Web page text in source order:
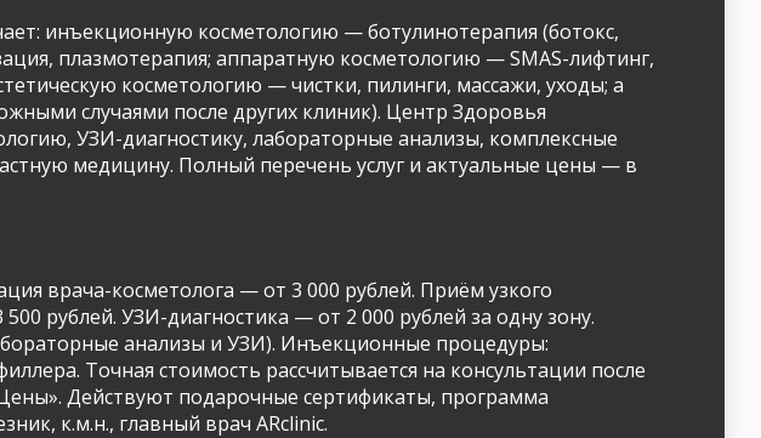
инъекционную косметологию — ботулинотерапия (ботокс,
плазмотерапия; аппаратную косметологию — SMAS-лифтинг,
косметологию — чистки, пилинги, массажи, уходы; а
случаями после других клиник). Центр Здоровья
УЗИ-диагностику, лабораторные анализы, комплексные
медицину. Полный перечень услуг и актуальные цены — в
врача-косметолога — от 3 000 рублей. Приём узкого
рублей. УЗИ-диагностика — от 2 000 рублей за одну зону.
анализы и УЗИ). Инъекционные процедуры:
Точная стоимость рассчитывается на консультации после
Действуют подарочные сертификаты, программа
к.м.н., главный врач ARclinic.